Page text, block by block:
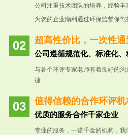
公司注重技术团队的培养，经验丰
为您的企业顺利通过环保监督保驾
超高性价比，一次性通
公司遵循规范化、标准化
与各个环评专家老师有着良好的
捷
值得信赖的合作环评机
优质的服务合作千家企业
专业的服务，一诺千金的机构，